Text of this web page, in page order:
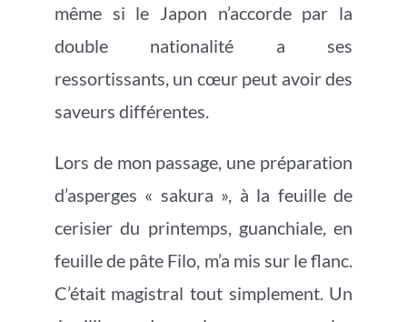
même si le Japon n’accorde par la
double nationalité a ses
ressortissants, un cœur peut avoir des
saveurs différentes.
Lors de mon passage, une préparation
d’asperges « sakura », à la feuille de
cerisier du printemps, guanchiale, en
feuille de pâte Filo, m’a mis sur le flanc.
C’était magistral tout simplement. Un